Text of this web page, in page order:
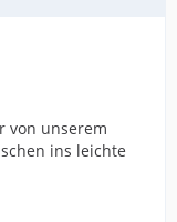
von unserem
ins leichte